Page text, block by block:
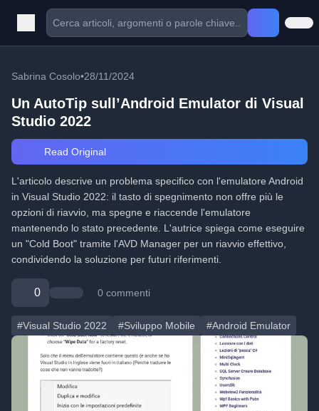
Sabrina Cosolo•28/11/2024
Un AutoTip sull’Android Emulator di Visual
Studio 2022
Read Original
L'articolo descrive un problema specifico con l'emulatore Android
in Visual Studio 2022: il tasto di spegnimento non offre più le
opzioni di riavvio, ma spegne e riaccende l'emulatore
mantenendo lo stato precedente. L'autrice spiega come eseguire
un "Cold Boot" tramite l'AVD Manager per un riavvio effettivo,
condividendo la soluzione per futuri riferimenti.
0 0 commenti
#Visual Studio 2022 #Sviluppo Mobile #Android Emulator